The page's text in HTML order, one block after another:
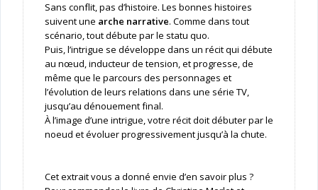
Sans conflit, pas d’histoire. Les bonnes histoires
suivent une arche narrative. Comme dans tout
scénario, tout débute par le statu quo.
Puis, l’intrigue se développe dans un récit qui débute
au nœud, inducteur de tension, et progresse, de
même que le parcours des personnages et
l’évolution de leurs relations dans une série TV,
jusqu’au dénouement final.
À l’image d’une intrigue, votre récit doit débuter par le
noeud et évoluer progressivement jusqu’à la chute.
Cet extrait vous a donné envie d’en savoir plus ?